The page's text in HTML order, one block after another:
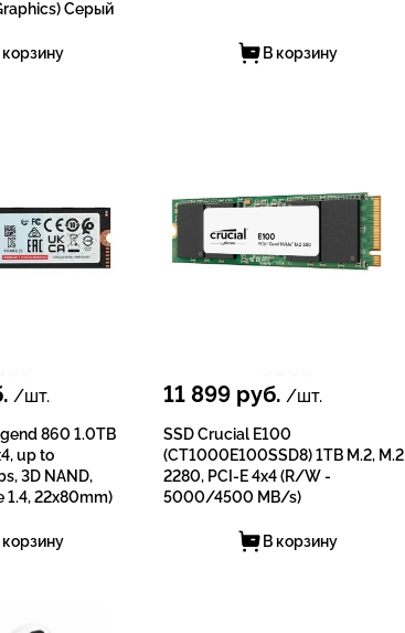
Серый
корзину В корзину
/шт.
860 1.0TB
up to
3D NAND,
1.4, 22x80mm)
корзину
11 899 руб. /шт.
SSD Crucial E100
(CT1000E100SSD8) 1TB M.2, M.2
2280, PCI-E 4x4 (R/W -
5000/4500 MB/s)
В корзину